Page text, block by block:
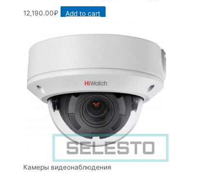
12,190.00₽ Add to cart
Камеры видеонаблюдения